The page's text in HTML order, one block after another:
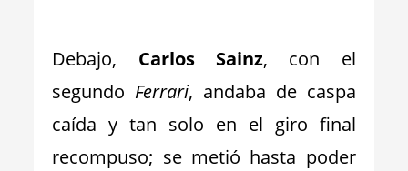
Debajo, Carlos Sainz, con el
segundo Ferrari, andaba de caspa
caída y tan solo en el giro final
recompuso; se metió hasta poder